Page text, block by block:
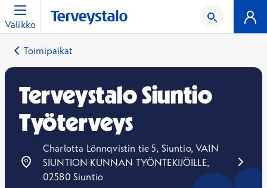
Valikko
Toimipaikat
Terveystalo Siuntio
Työterveys
Charlotta Lönnqvistin tie 5, Siuntio, VAIN
SIUNTION KUNNAN TYÖNTEKIJÖILLE,
02580 Siuntio